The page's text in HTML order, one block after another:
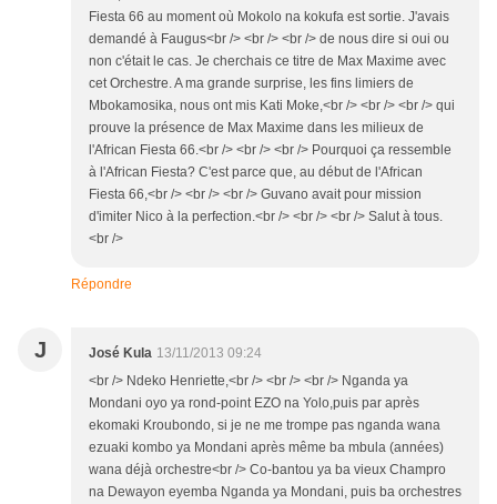
Fiesta 66 au moment où Mokolo na kokufa est sortie. J'avais
demandé à Faugus<br /> <br /> <br /> de nous dire si oui ou
non c'était le cas. Je cherchais ce titre de Max Maxime avec
cet Orchestre. A ma grande surprise, les fins limiers de
Mbokamosika, nous ont mis Kati Moke,<br /> <br /> <br /> qui
prouve la présence de Max Maxime dans les milieux de
l'African Fiesta 66.<br /> <br /> <br /> Pourquoi ça ressemble
à l'African Fiesta? C'est parce que, au début de l'African
Fiesta 66,<br /> <br /> <br /> Guvano avait pour mission
d'imiter Nico à la perfection.<br /> <br /> <br /> Salut à tous.
<br />
Répondre
J José Kula 13/11/2013 09:24
<br /> Ndeko Henriette,<br /> <br /> <br /> Nganda ya
Mondani oyo ya rond-point EZO na Yolo,puis par après
ekomaki Kroubondo, si je ne me trompe pas nganda wana
ezuaki kombo ya Mondani après même ba mbula (années)
wana déjà orchestre<br /> Co-bantou ya ba vieux Champro
na Dewayon eyemba Nganda ya Mondani, puis ba orchestres